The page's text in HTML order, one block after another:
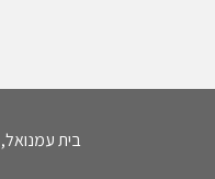
בית עמנואל, קנר 7 אזור תעשייה